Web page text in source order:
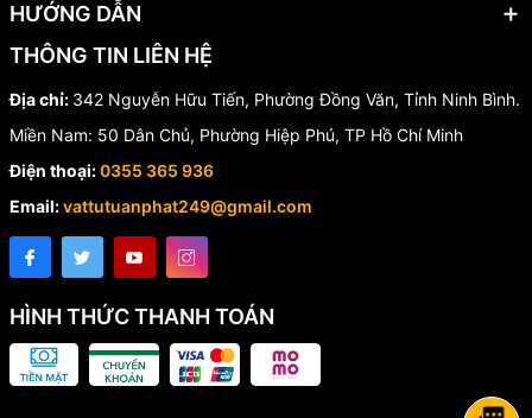
🔹Gioăng làm kín:
🔹Bộ truyền động:Hộp số tay quay giúp thao tác nhẹ nhàng.
🏭 Ứng Dụng Thực Tế
✔️ Hệ thống cấp nước đô thị.
✔️ Hệ thống phòng cháy chữa cháy (PCCC).
✔️ Nhà máy thực phẩm, đồ uống.
✔️ Hệ thống thủy lợi và trạm bơm.
HƯỚNG DẪN
THÔNG TIN LIÊN HỆ
Địa chỉ: 342 Nguyễn Hữu Tiến, Phường Đồng Văn, Tỉnh Ninh Bình.
Miền Nam: 50 Dân Chủ, Phường Hiệp Phú, TP Hồ Chí Minh
Điện thoại:0355 365 936
Email:vattutuanphat249@gmail.com
HÌNH THỨC THANH TOÁN